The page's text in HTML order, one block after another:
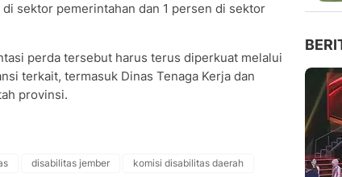
sektor pemerintahan dan 1 persen di sektor
perda tersebut harus terus diperkuat melalui
terkait, termasuk Dinas Tenaga Kerja dan
provinsi.
disabilitas jember komisi disabilitas daerah